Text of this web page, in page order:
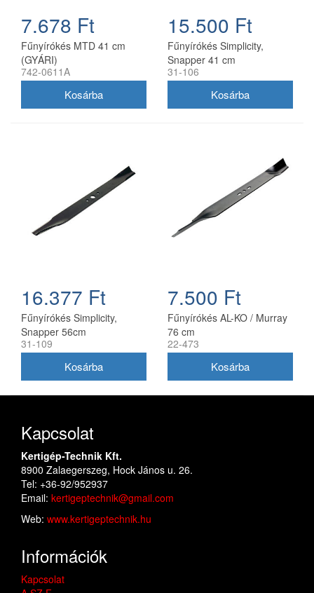
7.678 Ft
Fűnyírókés MTD 41 cm
(GYÁRI)
742-0611A
15.500 Ft
Fűnyírókés Simplicity,
Snapper 41 cm
(1704856SM)
31-106
16.377 Ft
Fűnyírókés Simplicity,
Snapper 56cm
(1716695ASM)
31-109
7.500 Ft
Fűnyírókés AL-KO / Murray
76 cm
22-473
Kapcsolat
Kertigép-Technik Kft.
8900 Zalaegerszeg, Hock János u. 26.
Tel: +36-92/952937
Email: kertigeptechnik@gmail.com
Web: www.kertigeptechnik.hu
Információk
Kapcsolat